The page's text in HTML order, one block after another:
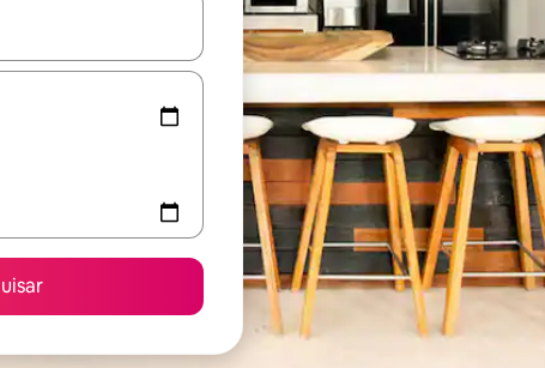
disponíveis, navegue com as teclas de seta para cima e para